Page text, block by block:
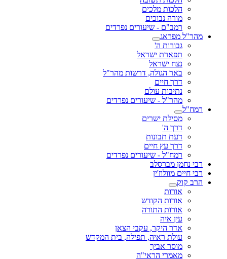
הלכות מלכים
מורה נבוכים
רמב"ם - שיעורים נפרדים
מהר"ל מפראג
גבורות ה'
תפארת ישראל
נצח ישראל
באר הגולה, דרשות מהר"ל
דרך חיים
נתיבות עולם
מהר"ל - שיעורים נפרדים
רמח"ל
מסילת ישרים
דרך ה'
דעת תבונות
דרך עץ חיים
רמח"ל - שיעורים נפרדים
רבי נחמן מברסלב
רבי חיים מוולוז'ין
הרב קוק
אורות
אורות הקודש
אורות התורה
עין איה
אדר היקר, עקבי הצאן
עולת ראיה, תפילה, בית המקדש
מוסר אביך
מאמרי הראי"ה